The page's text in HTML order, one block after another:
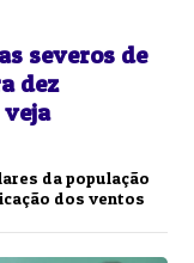
severos de
dez
veja
da população
dos ventos